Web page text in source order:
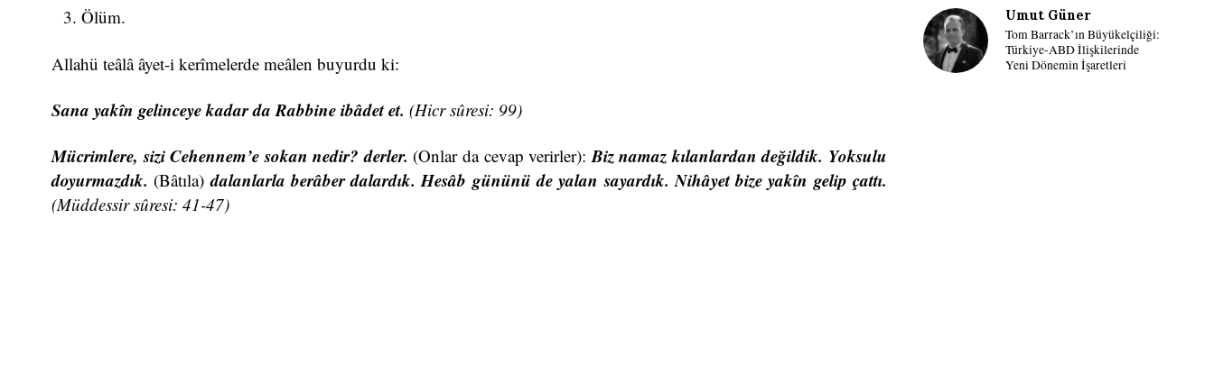
Ölüm.
Allahü teâlâ âyet-i kerîmelerde meâlen buyurdu ki:
Sana yakîn gelinceye kadar da Rabbine ibâdet et. (Hicr sûresi: 99)
Mücrimlere, sizi Cehennem’e sokan nedir? derler. (Onlar da cevap verirler): Biz namaz kılanlardan değildik. Yoksulu
doyurmazdık. (Bâtıla) dalanlarla berâber dalardık. Hesâb gününü de yalan sayardık. Nihâyet bize yakîn gelip çattı.
(Müddessir sûresi: 41-47)
Umut Güner
Tom Barrack’ın Büyükelçiliği:
Türkiye-ABD İlişkilerinde
Yeni Dönemin İşaretleri